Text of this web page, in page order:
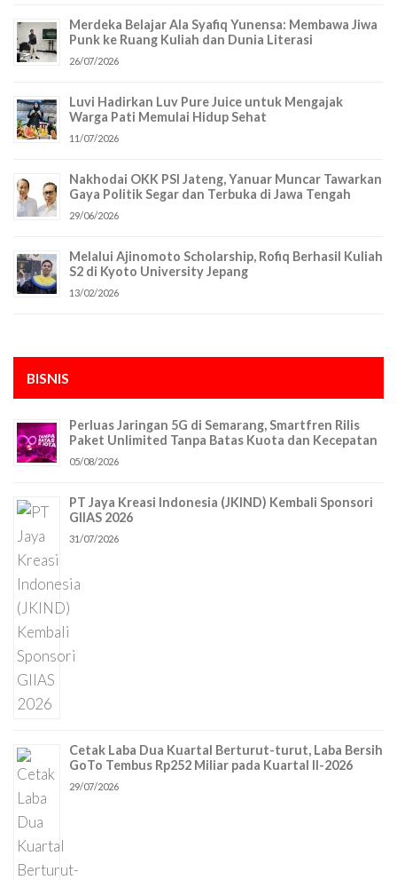
Merdeka Belajar Ala Syafiq Yunensa: Membawa Jiwa
Punk ke Ruang Kuliah dan Dunia Literasi
26/07/2026
Luvi Hadirkan Luv Pure Juice untuk Mengajak
Warga Pati Memulai Hidup Sehat
11/07/2026
Nakhodai OKK PSI Jateng, Yanuar Muncar Tawarkan
Gaya Politik Segar dan Terbuka di Jawa Tengah
29/06/2026
Melalui Ajinomoto Scholarship, Rofiq Berhasil Kuliah
S2 di Kyoto University Jepang
13/02/2026
BISNIS
Perluas Jaringan 5G di Semarang, Smartfren Rilis
Paket Unlimited Tanpa Batas Kuota dan Kecepatan
05/08/2026
PT Jaya Kreasi Indonesia (JKIND) Kembali Sponsori
GIIAS 2026
31/07/2026
Cetak Laba Dua Kuartal Berturut-turut, Laba Bersih
GoTo Tembus Rp252 Miliar pada Kuartal II-2026
29/07/2026